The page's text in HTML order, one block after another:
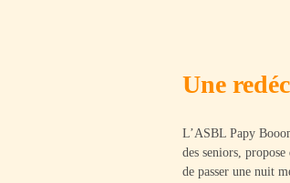
Une
L’ASBL Papy
des seniors,
de passer une nuit